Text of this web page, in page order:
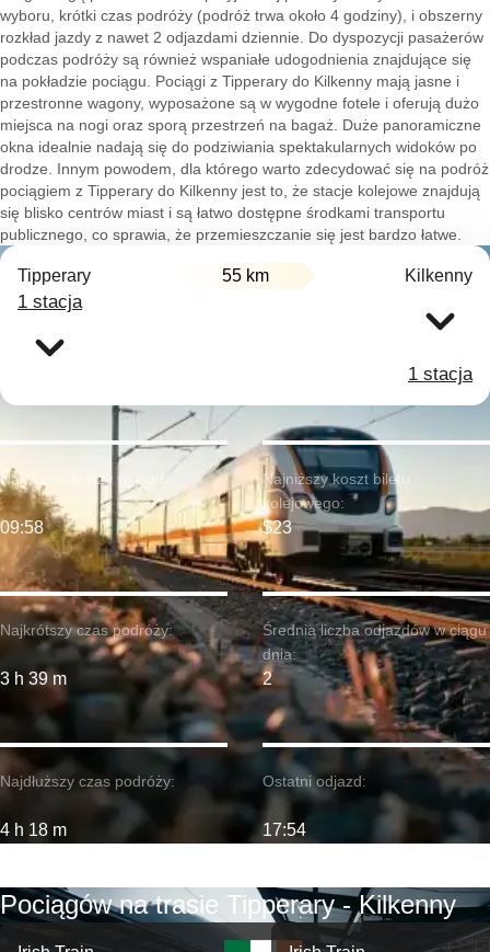
wyboru, krótki czas podróży (podróż trwa około 4 godziny), i obszerny
rozkład jazdy z nawet 2 odjazdami dziennie. Do dyspozycji pasażerów
podczas podróży są również wspaniałe udogodnienia znajdujące się
na pokładzie pociągu. Pociągi z Tipperary do Kilkenny mają jasne i
przestronne wagony, wyposażone są w wygodne fotele i oferują dużo
miejsca na nogi oraz sporą przestrzeń na bagaż. Duże panoramiczne
okna idealnie nadają się do podziwiania spektakularnych widoków po
drodze. Innym powodem, dla którego warto zdecydować się na podróż
pociągiem z Tipperary do Kilkenny jest to, że stacje kolejowe znajdują
się blisko centrów miast i są łatwo dostępne środkami transportu
publicznego, co sprawia, że przemieszczanie się jest bardzo łatwe.
Tipperary 55 km Kilkenny
1 stacja
1 stacja
Najkrótszy czas podróży:
3 h 39 m
Najwcześniejszy wyjazd:
09:58
Najdłuższy czas podróży:
4 h 18 m
Najniższy koszt biletu
kolejowego:
$23
Średnia liczba odjazdów w ciągu
dnia:
2
Ostatni odjazd:
17:54
Pociągów na trasie Tipperary - Kilkenny